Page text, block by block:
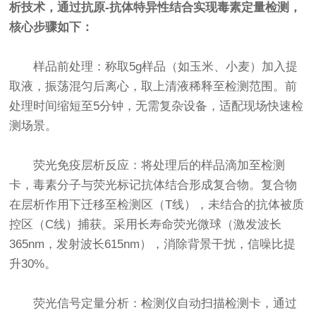
析技术，通过抗原-抗体特异性结合实现毒素定量检测，
核心步骤如下：
样品前处理：称取5g样品（如玉米、小麦）加入提
取液，振荡混匀后离心，取上清液稀释至检测范围。前
处理时间缩短至5分钟，无需复杂设备，适配现场快速检
测场景。
荧光免疫层析反应：将处理后的样品滴加至检测
卡，毒素分子与荧光标记抗体结合形成复合物。复合物
在层析作用下迁移至检测区（T线），未结合的抗体被质
控区（C线）捕获。采用长寿命荧光微球（激发波长
365nm，发射波长615nm），消除背景干扰，信噪比提
升30%。
荧光信号定量分析：检测仪自动扫描检测卡，通过